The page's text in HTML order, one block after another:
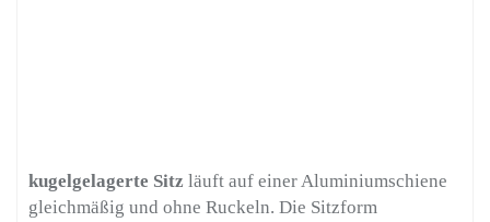
kugelgelagerte Sitz läuft auf einer Aluminiumschiene
gleichmäßig und ohne Ruckeln. Die Sitzform